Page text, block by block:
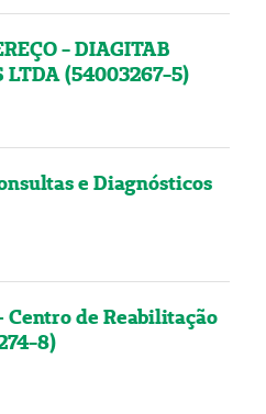
- DIAGITAB
LTDA (54003267-5)
e Diagnósticos
Centro de Reabilitação
8)